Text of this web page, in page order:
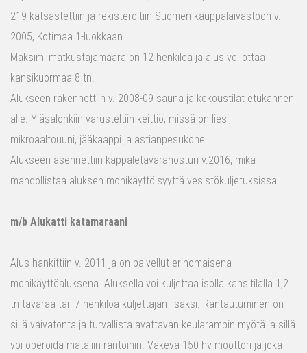
219 katsastettiin ja rekisteröitiin Suomen kauppalaivastoon v.
2005, Kotimaa 1-luokkaan.
Maksimi matkustajamäärä on 12 henkilöä ja alus voi ottaa
kansikuormaa 8 tn.
Alukseen rakennettiin v. 2008-09 sauna ja kokoustilat etukannen
alle. Yläsalonkiin varusteltiin keittiö, missä on liesi,
mikroaaltouuni, jääkaappi ja astianpesukone.
Alukseen asennettiin kappaletavaranosturi v.2016, mikä
mahdollistaa aluksen monikäyttöisyyttä vesistökuljetuksissa.
m/b Alukatti katamaraani
Alus hankittiin v. 2011 ja on palvellut erinomaisena
monikäyttöaluksena. Aluksella voi kuljettaa isolla kansitilalla 1,2
tn tavaraa tai 7 henkilöä kuljettajan lisäksi. Rantautuminen on
sillä vaivatonta ja turvallista avattavan keularampin myötä ja sillä
voi operoida mataliin rantoihin. Väkevä 150 hv moottori ja joka